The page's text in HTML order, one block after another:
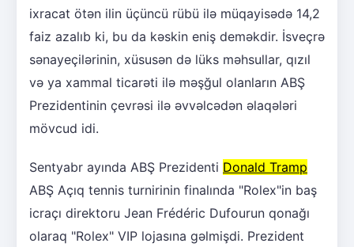
ixracat ötən ilin üçüncü rübü ilə müqayisədə 14,2
faiz azalıb ki, bu da kəskin eniş deməkdir. İsveçrə
sənayeçilərinin, xüsusən də lüks məhsullar, qızıl
və ya xammal ticarəti ilə məşğul olanların ABŞ
Prezidentinin çevrəsi ilə əvvəlcədən əlaqələri
mövcud idi.
Sentyabr ayında ABŞ Prezidenti Donald Tramp
ABŞ Açıq tennis turnirinin finalında "Rolex"in baş
icraçı direktoru Jean Frédéric Dufourun qonağı
olaraq "Rolex" VIP lojasına gəlmişdi. Prezident